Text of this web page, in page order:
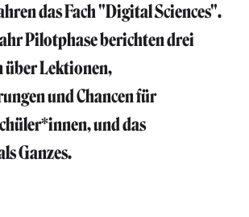
das Fach "Digital Sciences".
Pilotphase berichten drei
Lektionen,
und Chancen für
und das
Ganzes.